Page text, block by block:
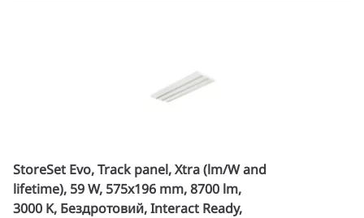
StoreSet Evo, Track panel, Xtra (lm/W and
lifetime), 59 W, 575x196 mm, 8700 lm,
3000 K, Бездротовий, Interact Ready,